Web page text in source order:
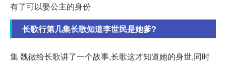
有了可以娶公主的身份
长歌行第几集长歌知道李世民是她爹?
集 魏徵给长歌讲了一个故事,长歌这才知道她的身世,同时